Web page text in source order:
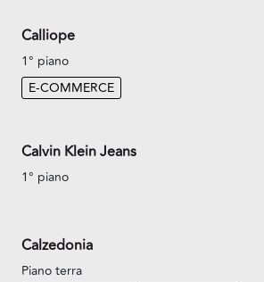
Calliope
1° piano
E-COMMERCE
Calvin Klein Jeans
1° piano
Calzedonia
Piano terra